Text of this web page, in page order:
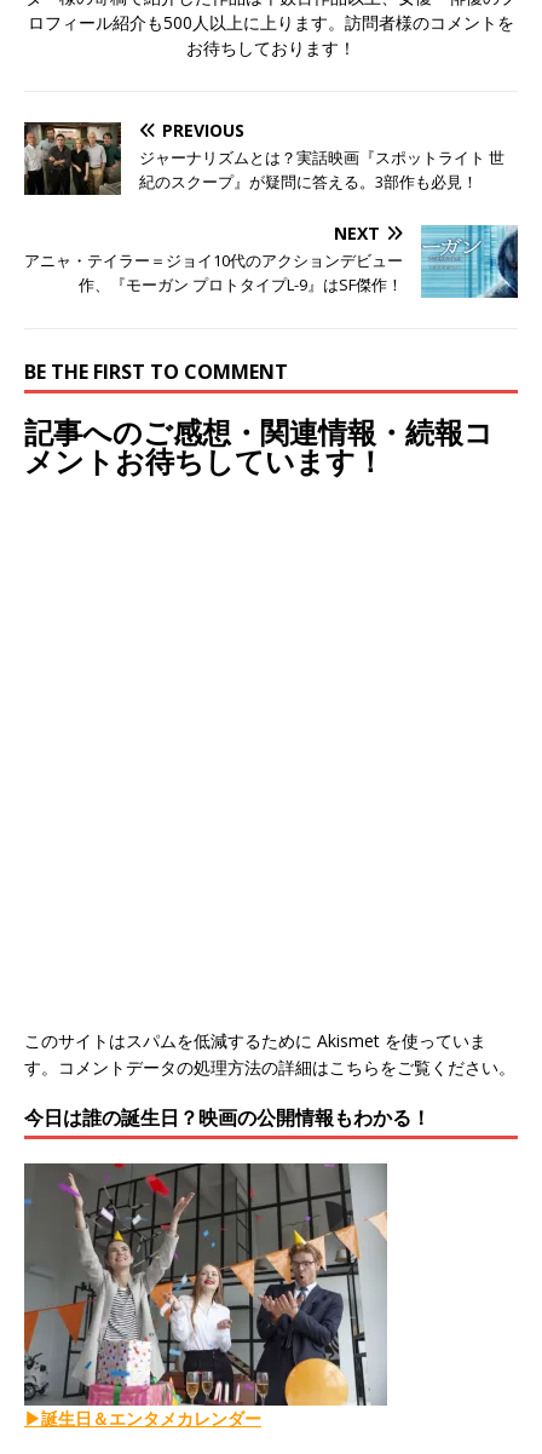
ロフィール紹介も500人以上に上ります。訪問者様のコメントを
お待ちしております！
PREVIOUS
ジャーナリズムとは？実話映画『スポットライト 世
紀のスクープ』が疑問に答える。3部作も必見！
NEXT
アニャ・テイラー＝ジョイ10代のアクションデビュー
作、『モーガン プロトタイプL-9』はSF傑作！
BE THE FIRST TO COMMENT
記事へのご感想・関連情報・続報コ
メントお待ちしています！
このサイトはスパムを低減するために Akismet を使っていま
す。 コメントデータの処理方法の詳細はこちらをご覧ください。
今日は誰の誕生日？映画の公開情報もわかる！
▶誕生日＆エンタメカレンダー